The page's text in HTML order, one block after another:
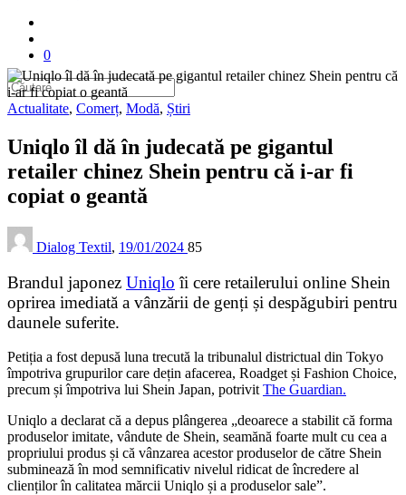
0
Actualitate, Comerț, Modă, Știri
Uniqlo îl dă în judecată pe gigantul
retailer chinez Shein pentru că i-ar fi
copiat o geantă
Dialog Textil, 19/01/2024 85
Brandul japonez Uniqlo îi cere retailerului online Shein
oprirea imediată a vânzării de genți și despăgubiri pentru
daunele suferite.
Petiția a fost depusă luna trecută la tribunalul districtual din Tokyo
împotriva grupurilor care dețin afacerea, Roadget și Fashion Choice,
precum și împotriva lui Shein Japan, potrivit The Guardian.
Uniqlo a declarat că a depus plângerea „deoarece a stabilit că forma
produselor imitate, vândute de Shein, seamănă foarte mult cu cea a
propriului produs și că vânzarea acestor produselor de către Shein
subminează în mod semnificativ nivelul ridicat de încredere al
clienților în calitatea mărcii Uniqlo și a produselor sale”.